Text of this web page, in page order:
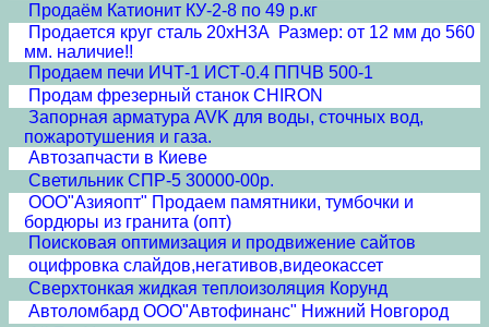
Продаём Катионит КУ-2-8 по 49 р.кг
Продается круг сталь 20хН3А Размер: от 12 мм до 560
мм. наличие!!
Продаем печи ИЧТ-1 ИСТ-0.4 ППЧВ 500-1
Продам фрезерный станок CHIRON
Запорная арматура AVK для воды, сточных вод,
пожаротушения и газа.
Автозапчасти в Киеве
Светильник СПР-5 30000-00р.
ООО"Азияопт" Продаем памятники, тумбочки и
бордюры из гранита (опт)
Поисковая оптимизация и продвижение сайтов
оцифровка слайдов,негативов,видеокассет
Сверхтонкая жидкая теплоизоляция Корунд
Автоломбард ООО"Автофинанс" Нижний Новгород